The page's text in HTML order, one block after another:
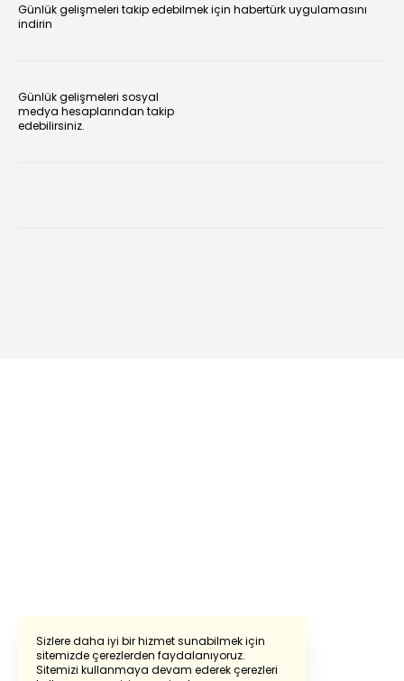
Sizlere daha iyi bir hizmet sunabilmek için
sitemizde çerezlerden faydalanıyoruz.
Sitemizi kullanmaya devam ederek çerezleri
Günlük gelişmeleri takip edebilmek için habertürk uygulamasını
indirin
Günlük gelişmeleri sosyal
medya hesaplarından takip
edebilirsiniz.
Powered by Translate